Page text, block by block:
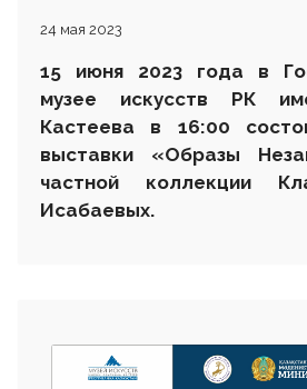
24 мая 2023
15 июня 2023 года в
музее искусств РК
Кастеева в 16:00
выставки «Образы
частной коллекции
Исабаевых.